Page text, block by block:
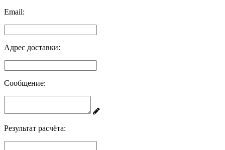
Email:
Адрес доставки:
Сообщение:
Результат расчёта: